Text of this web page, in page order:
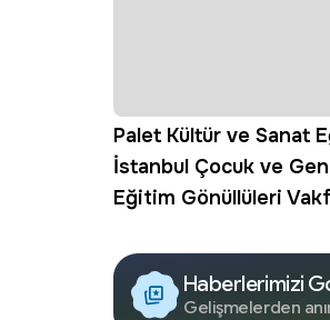
Palet Kültür ve Sanat
İstanbul Çocuk ve
Eğitim Gönüllüleri
Haberlerimizi
Gelişmelerden